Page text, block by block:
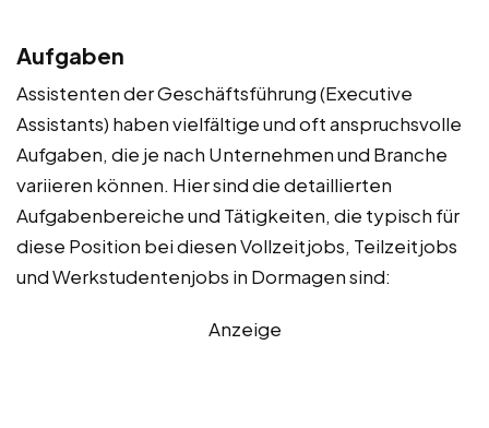
Aufgaben
Assistenten der Geschäftsführung (Executive
Assistants) haben vielfältige und oft anspruchsvolle
Aufgaben, die je nach Unternehmen und Branche
variieren können. Hier sind die detaillierten
Aufgabenbereiche und Tätigkeiten, die typisch für
diese Position bei diesen Vollzeitjobs, Teilzeitjobs
und Werkstudentenjobs in Dormagen sind:
Anzeige